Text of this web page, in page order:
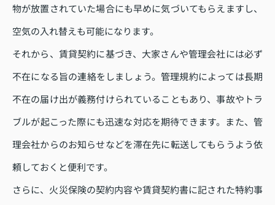
物が放置されていた場合にも早めに気づいてもらえますし、
空気の入れ替えも可能になります。
それから、賃貸契約に基づき、大家さんや管理会社には必ず
不在になる旨の連絡をしましょう。管理規約によっては長期
不在の届け出が義務付けられていることもあり、事故やトラ
ブルが起こった際にも迅速な対応を期待できます。また、管
理会社からのお知らせなどを滞在先に転送してもらうよう依
頼しておくと便利です。
さらに、火災保険の契約内容や賃貸契約書に記された特約事